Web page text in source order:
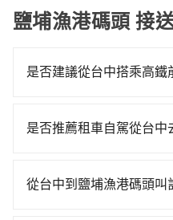
鹽埔漁港碼頭 接
是否建議從台中搭乘高鐵
時，且難叫計程車前往高
設從台中 (南投縣竹山鎮)
是否推薦租車自駕從台中
時不需要閉目養神（因為
從台中到鹽埔漁港碼頭叫